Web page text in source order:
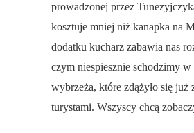
prowadzonej przez
kosztuje mniej niż kanapka na
dodatku kucharz zabawia nas
czym niespiesznie schodzimy w
wybrzeża, które zdążyło się już
turystami. Wszyscy chcą